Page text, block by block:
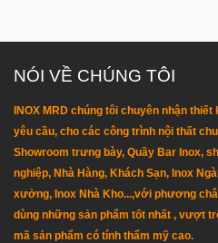
NÓI VỀ CHÚNG TÔI
INOX MRD chúng tôi chuyên nhận
yêu cầu, cho các công trình nội thất
Showroom trưng bày, Quầy Bar Inox,
nghiệp, Nhà Hàng, Khách Sạn, Inox
xưởng, Inox Nhà Kho...,với phương
dùng những sản phẩm tốt nhất , vượt
mã sản phẩm có tính thẩm mỹ cao.